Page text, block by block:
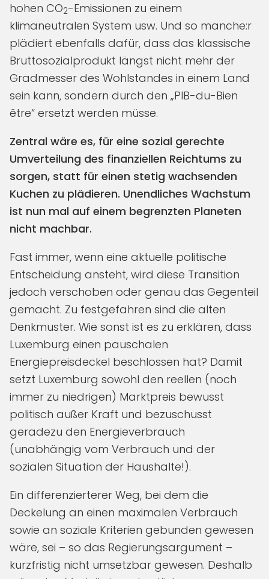
hohen CO2-Emissionen zu einem
klimaneutralen System usw. Und so manche:r
plädiert ebenfalls dafür, dass das klassische
Bruttosozialprodukt längst nicht mehr der
Gradmesser des Wohlstandes in einem Land
sein kann, sondern durch den „PIB-du-Bien
être“ ersetzt werden müsse.
Zentral wäre es, für eine sozial gerechte
Umverteilung des finanziellen Reichtums zu
sorgen, statt für einen stetig wachsenden
Kuchen zu plädieren. Unendliches Wachstum
ist nun mal auf einem begrenzten Planeten
nicht machbar.
Fast immer, wenn eine aktuelle politische
Entscheidung ansteht, wird diese Transition
jedoch verschoben oder genau das Gegenteil
gemacht. Zu festgefahren sind die alten
Denkmuster. Wie sonst ist es zu erklären, dass
Luxemburg einen pauschalen
Energiepreisdeckel beschlossen hat? Damit
setzt Luxemburg sowohl den reellen (noch
immer zu niedrigen) Marktpreis bewusst
politisch außer Kraft und bezuschusst
geradezu den Energieverbrauch
(unabhängig vom Verbrauch und der
sozialen Situation der Haushalte!).
Ein differenzierterer Weg, bei dem die
Deckelung an einen maximalen Verbrauch
sowie an soziale Kriterien gebunden gewesen
wäre, sei – so das Regierungsargument –
kurzfristig nicht umsetzbar gewesen. Deshalb